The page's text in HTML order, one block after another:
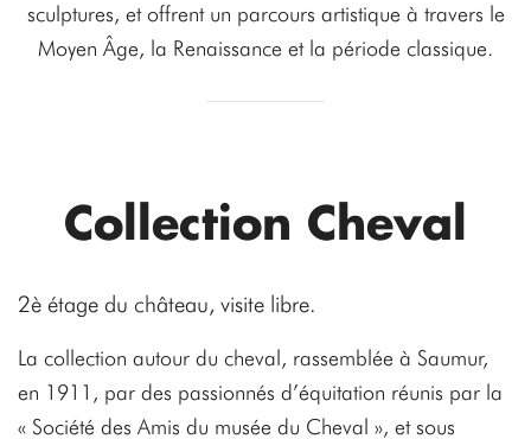
sculptures, et offrent un parcours artistique à travers le
Moyen Âge, la Renaissance et la période classique.
Collection Cheval
2è étage du château, visite libre.
La collection autour du cheval, rassemblée à Saumur,
en 1911, par des passionnés d’équitation réunis par la
« Société des Amis du musée du Cheval », et sous